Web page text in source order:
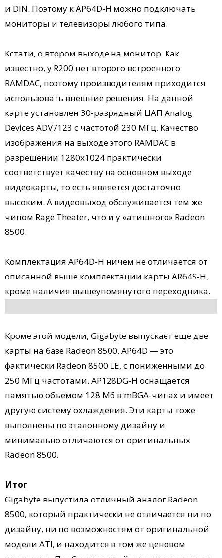
и DIN. Поэтому к AP64D-H можно подключать
мониторы и телевизоры любого типа.
Кстати, о втором выходе на монитор. Как
известно, у R200 нет второго встроенного
RAMDAC, поэтому производителям приходится
использовать внешние решения. На данной
карте установлен 30-разрядный ЦАП Analog
Devices ADV7123 с частотой 230 МГц. Качество
изображения на выходе этого RAMDAC в
разрешении 1280х1024 практически
соответствует качеству на основном выходе
видеокарты, то есть является достаточно
высоким. А видеовыход обслуживается тем же
чипом Rage Theater, что и у «атишного» Radeon
8500.
Комплектация AP64D-H ничем не отличается от
описанной выше комплектации карты AR64S-H,
кроме наличия вышеупомянутого переходника.
Кроме этой модели, Gigabyte выпускает еще две
карты на базе Radeon 8500. AP64D — это
фактически Radeon 8500 LE, с пониженными до
250 МГц частотами. AP128DG-H оснащается
памятью объемом 128 Мб в mBGA-чипах и имеет
другую систему охлаждения. Эти карты тоже
выполнены по эталонному дизайну и
минимально отличаются от оригинальных
Radeon 8500.
Итог
Gigabyte выпустила отличный аналог Radeon
8500, который практически не отличается ни по
дизайну, ни по возможностям от оригинальной
модели ATI, и находится в том же ценовом